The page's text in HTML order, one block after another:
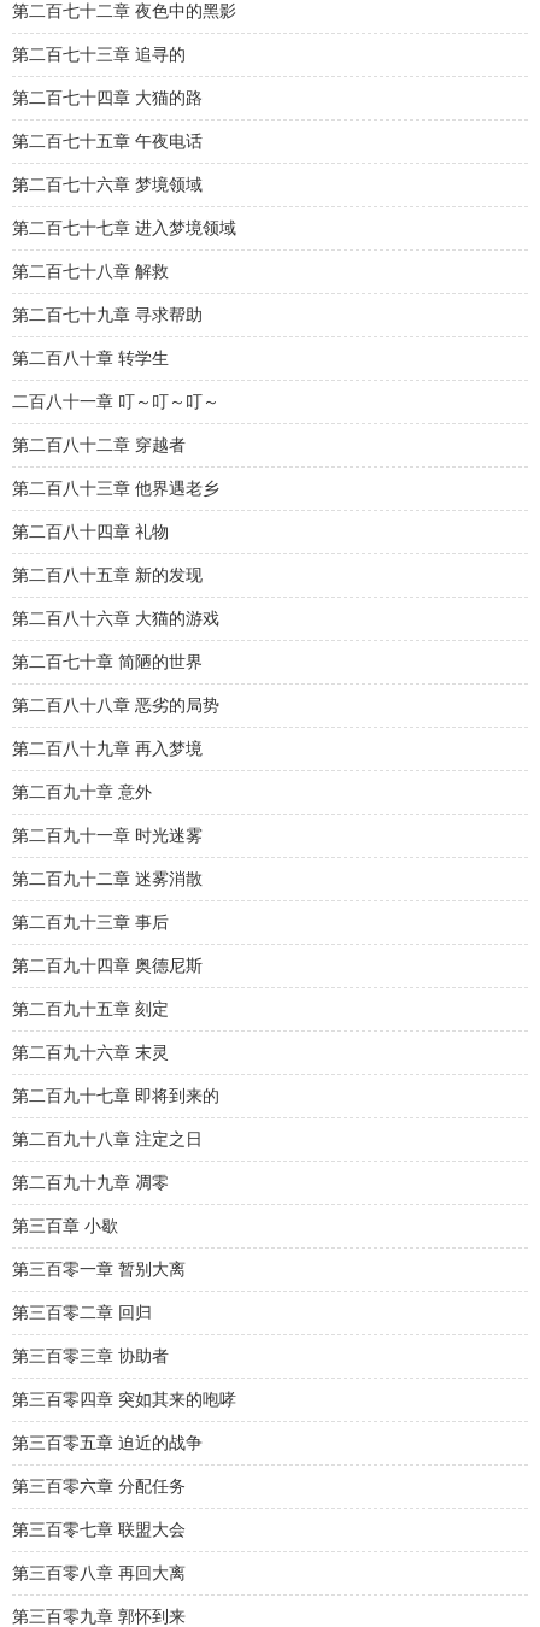
第二百七十二章 夜色中的黑影
第二百七十三章 追寻的
第二百七十四章 大猫的路
第二百七十五章 午夜电话
第二百七十六章 梦境领域
第二百七十七章 进入梦境领域
第二百七十八章 解救
第二百七十九章 寻求帮助
第二百八十章 转学生
二百八十一章 叮～叮～叮～
第二百八十二章 穿越者
第二百八十三章 他界遇老乡
第二百八十四章 礼物
第二百八十五章 新的发现
第二百八十六章 大猫的游戏
第二百七十章 简陋的世界
第二百八十八章 恶劣的局势
第二百八十九章 再入梦境
第二百九十章 意外
第二百九十一章 时光迷雾
第二百九十二章 迷雾消散
第二百九十三章 事后
第二百九十四章 奥德尼斯
第二百九十五章 刻定
第二百九十六章 末灵
第二百九十七章 即将到来的
第二百九十八章 注定之日
第二百九十九章 凋零
第三百章 小歇
第三百零一章 暂别大离
第三百零二章 回归
第三百零三章 协助者
第三百零四章 突如其来的咆哮
第三百零五章 迫近的战争
第三百零六章 分配任务
第三百零七章 联盟大会
第三百零八章 再回大离
第三百零九章 郭怀到来